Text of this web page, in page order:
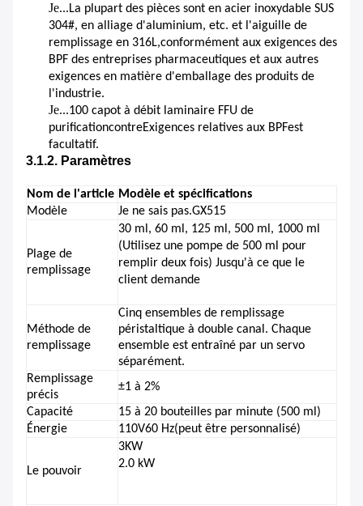
Je...La plupart des pièces sont en acier inoxydable SUS
304#, en alliage d'aluminium, etc. et l'aiguille de
remplissage en 316L,conformément aux exigences des
BPF des entreprises pharmaceutiques et aux autres
exigences en matière d'emballage des produits de
l'industrie.
Je...100 capot à débit laminaire FFU de
purificationcontreExigences relatives aux BPFest
facultatif.
3.1.2. Paramètres
Nom de l'article Modèle et spécifications
Modèle
Je ne sais pas.GX515
Plage de
remplissage
30 ml, 60 ml, 125 ml, 500 ml, 1000 ml
(Utilisez une pompe de 500 ml pour
remplir deux fois) Jusqu'à ce que le
client demande
Méthode de
remplissage
Cinq ensembles de remplissage
péristaltique à double canal. Chaque
ensemble est entraîné par un servo
séparément.
Remplissage
précis
±1 à 2%
Capacité
15 à 20 bouteilles par minute (500 ml)
Énergie
110V60 Hz(peut être personnalisé)
Le pouvoir
3KW
2.0 kW